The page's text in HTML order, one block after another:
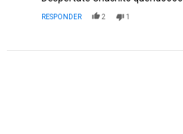
RESPONDER 2 1